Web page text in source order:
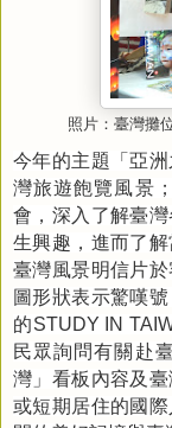
照片：臺灣攤
今年的主題「亞
灣旅遊飽覽風景
會，深入了解臺
生興趣，進而了
臺灣風景明信片
圖形狀表示驚嘆
的STUDY IN
民眾詢問有關赴
灣」看板內容及
或短期居住的國